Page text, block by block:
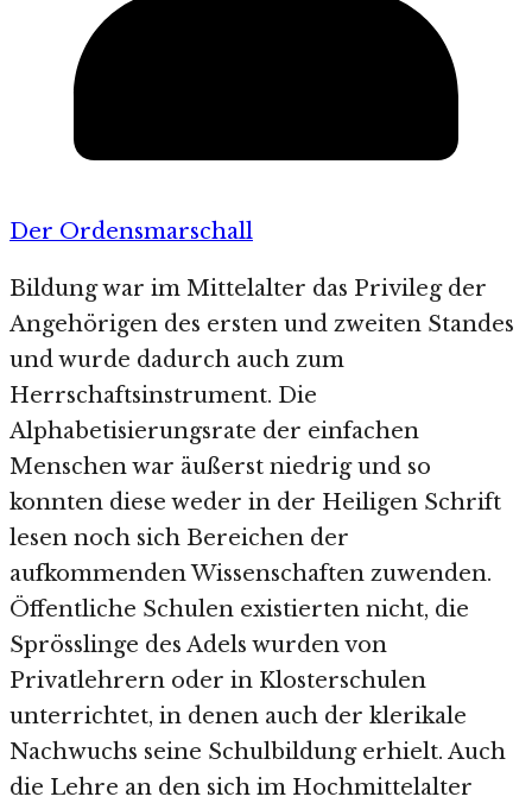
Der Ordensmarschall
Bildung war im Mittelalter das Privileg der
Angehörigen des ersten und zweiten Standes
und wurde dadurch auch zum
Herrschaftsinstrument. Die
Alphabetisierungsrate der einfachen
Menschen war äußerst niedrig und so
konnten diese weder in der Heiligen Schrift
lesen noch sich Bereichen der
aufkommenden Wissenschaften zuwenden.
Öffentliche Schulen existierten nicht, die
Sprösslinge des Adels wurden von
Privatlehrern oder in Klosterschulen
unterrichtet, in denen auch der klerikale
Nachwuchs seine Schulbildung erhielt. Auch
die Lehre an den sich im Hochmittelalter